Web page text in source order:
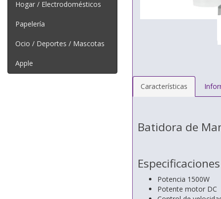
Hogar / Electrodomésticos
Papelería
Ocio / Deportes / Mascotas
Apple
Características
Batidora de
Especificaciones
Potencia 1500W
Potente motor DC